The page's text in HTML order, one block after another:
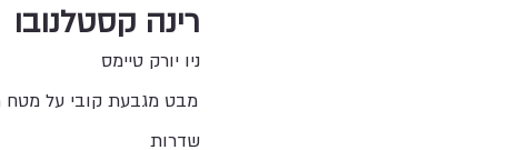
רינה קסטלנובו
ניו יורק טיימס
מבט מגבעת קובי על מטח
שדרות